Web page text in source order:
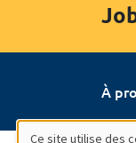
À
Ce site utilise des